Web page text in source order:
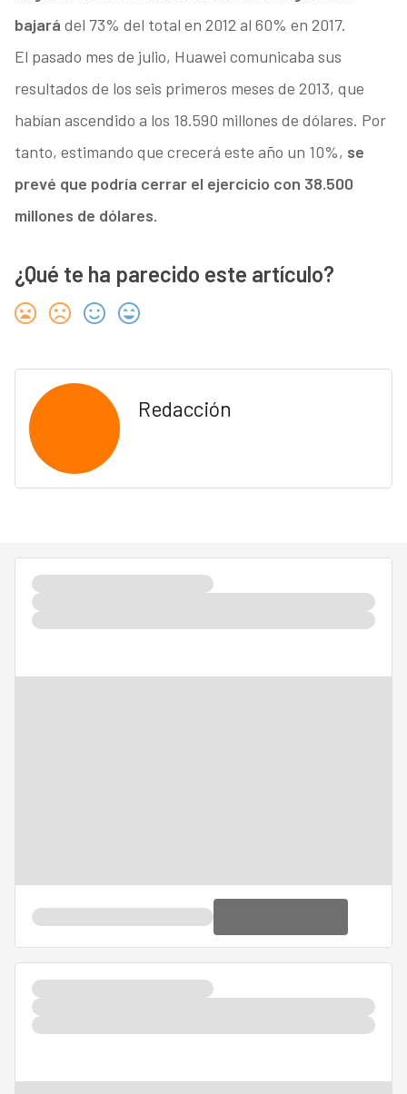
bajará del 73% del total en 2012 al 60% en 2017.
El pasado mes de julio, Huawei comunicaba sus
resultados de los seis primeros meses de 2013, que
habían ascendido a los 18.590 millones de dólares. Por
tanto, estimando que crecerá este año un 10%, se
prevé que podría cerrar el ejercicio con 38.500
millones de dólares.
¿Qué te ha parecido este artículo?
Redacción